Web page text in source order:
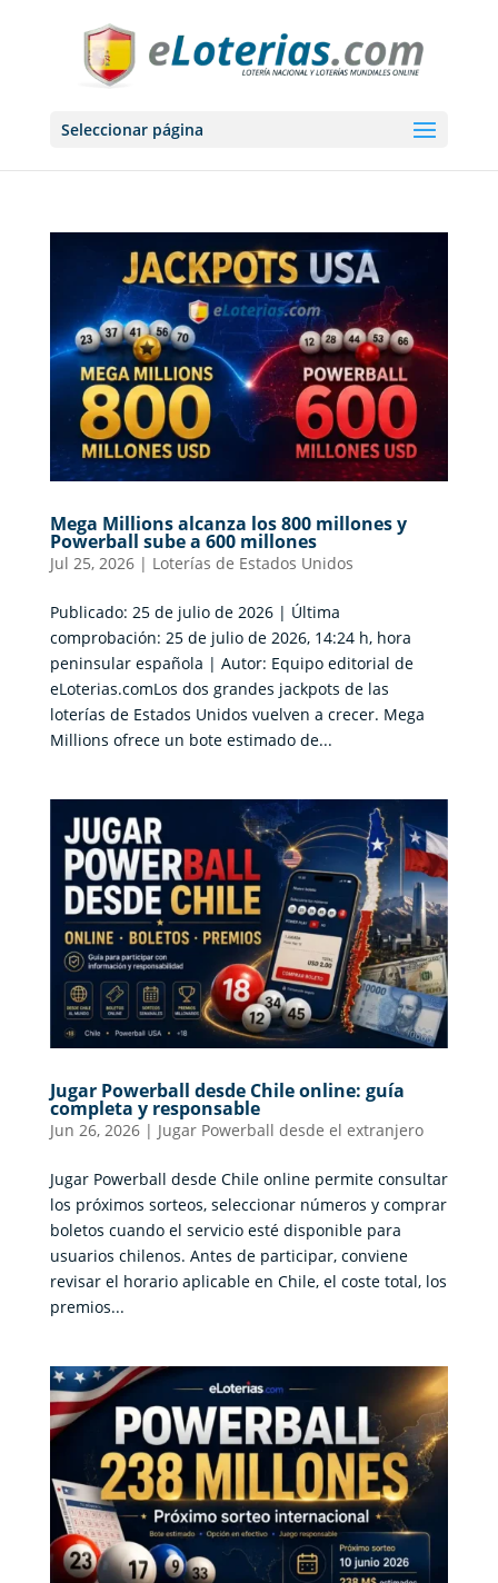
Seleccionar página
Mega Millions alcanza los 800 millones y
Powerball sube a 600 millones
Jul 25, 2026| Loterías de Estados Unidos
Publicado: 25 de julio de 2026 | Última
comprobación: 25 de julio de 2026, 14:24 h, hora
peninsular española | Autor: Equipo editorial de
eLoterias.comLos dos grandes jackpots de las
loterías de Estados Unidos vuelven a crecer. Mega
Millions ofrece un bote estimado de...
Jugar Powerball desde Chile online: guía
completa y responsable
Jun 26, 2026| Jugar Powerball desde el extranjero
Jugar Powerball desde Chile online permite consultar
los próximos sorteos, seleccionar números y comprar
boletos cuando el servicio esté disponible para
usuarios chilenos. Antes de participar, conviene
revisar el horario aplicable en Chile, el coste total, los
premios...